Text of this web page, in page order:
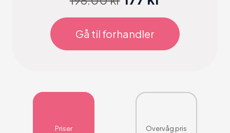
Gå til forhandler
Priser Overvåg pris